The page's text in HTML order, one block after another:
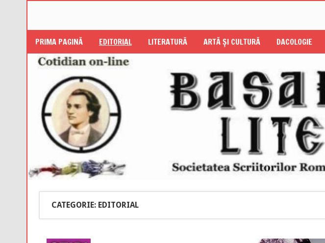
PRIMA PAGINĂ EDITORIAL LITERATURĂ ARTĂ ŞI CULTURĂ DACOLOGIE
CATEGORIE: EDITORIAL